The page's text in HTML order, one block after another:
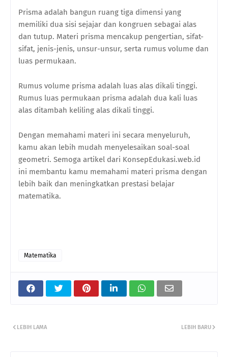
Prisma adalah bangun ruang tiga dimensi yang
memiliki dua sisi sejajar dan kongruen sebagai alas
dan tutup. Materi prisma mencakup pengertian, sifat-
sifat, jenis-jenis, unsur-unsur, serta rumus volume dan
luas permukaan.
Rumus volume prisma adalah luas alas dikali tinggi.
Rumus luas permukaan prisma adalah dua kali luas
alas ditambah keliling alas dikali tinggi.
Dengan memahami materi ini secara menyeluruh,
kamu akan lebih mudah menyelesaikan soal-soal
geometri. Semoga artikel dari KonsepEdukasi.web.id
ini membantu kamu memahami materi prisma dengan
lebih baik dan meningkatkan prestasi belajar
matematika.
Matematika
LEBIH BARU
LEBIH LAMA